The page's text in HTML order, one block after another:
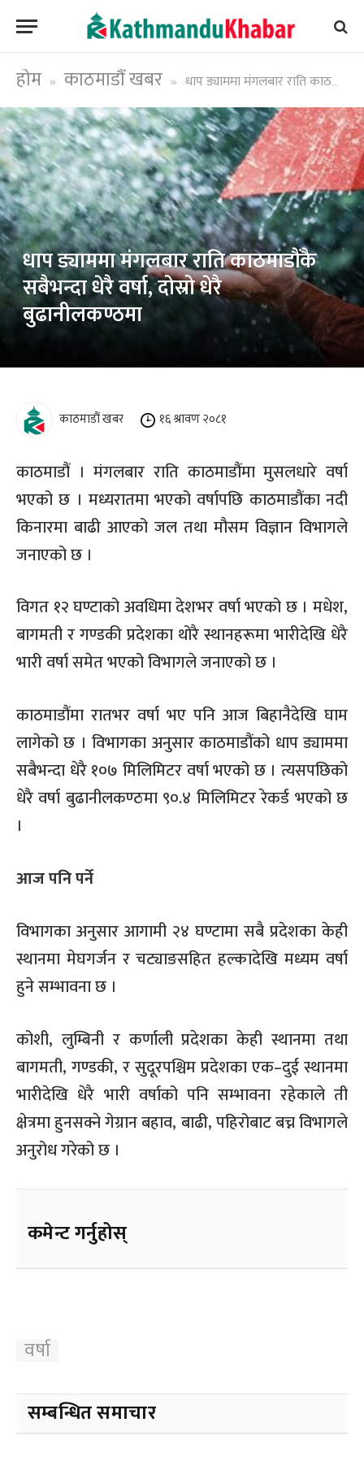
होम » काठमाडौं खबर » धाप ड्याममा मंगलबार राति काठमाडौंकै सबैभन्दा धेरै वर्षा, दोस्रो धेरै बुढानीलकण्ठमा
धाप ड्याममा मंगलबार राति काठमाडौंकै
सबैभन्दा धेरै वर्षा, दोस्रो धेरै
बुढानीलकण्ठमा
काठमाडौं खबर १६ श्रावण २०८१
काठमाडौं । मंगलबार राति काठमाडौंमा मुसलधारे वर्षा
भएको छ । मध्यरातमा भएको वर्षापछि काठमाडौंका नदी
किनारमा बाढी आएको जल तथा मौसम विज्ञान विभागले
जनाएको छ ।
विगत १२ घण्टाको अवधिमा देशभर वर्षा भएको छ । मधेश,
बागमती र गण्डकी प्रदेशका थोरै स्थानहरूमा भारीदेखि धेरै
भारी वर्षा समेत भएको विभागले जनाएको छ ।
काठमाडौंमा रातभर वर्षा भए पनि आज बिहानैदेखि घाम
लागेको छ । विभागका अनुसार काठमाडौंको धाप ड्याममा
सबैभन्दा धेरै १०७ मिलिमिटर वर्षा भएको छ । त्यसपछिको
धेरै वर्षा बुढानीलकण्ठमा ९०.४ मिलिमिटर रेकर्ड भएको छ
।
आज पनि पर्ने
विभागका अनुसार आगामी २४ घण्टामा सबै प्रदेशका केही
स्थानमा मेघगर्जन र चट्याङसहित हल्कादेखि मध्यम वर्षा
हुने सम्भावना छ ।
कोशी, लुम्बिनी र कर्णाली प्रदेशका केही स्थानमा तथा
बागमती, गण्डकी, र सुदूरपश्चिम प्रदेशका एक–दुई स्थानमा
भारीदेखि धेरै भारी वर्षाको पनि सम्भावना रहेकाले ती
क्षेत्रमा हुनसक्ने गेग्रान बहाव, बाढी, पहिरोबाट बच्न विभागले
अनुरोध गरेको छ ।
कमेन्ट गर्नुहोस्
वर्षा
सम्बन्धित समाचार